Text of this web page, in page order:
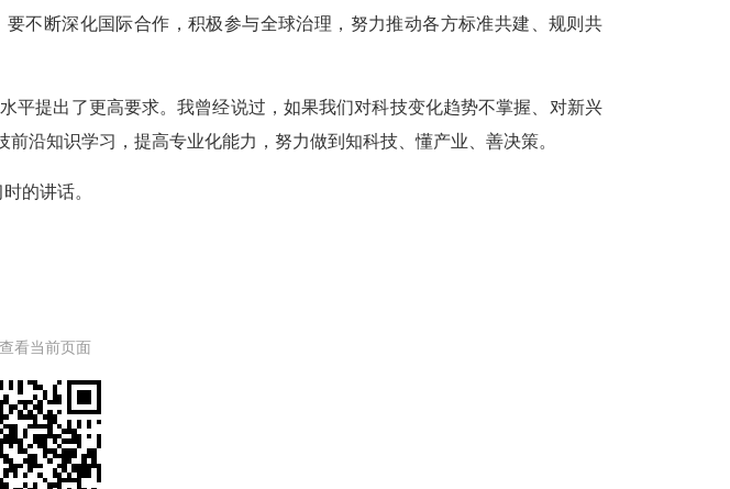
不断深化国际合作，积极参与全球治理，努力推动各方标准共建、规则共
提出了更高要求。我曾经说过，如果我们对科技变化趋势不掌握、对新兴
沿知识学习，提高专业化能力，努力做到知科技、懂产业、善决策。
的讲话。
看当前页面